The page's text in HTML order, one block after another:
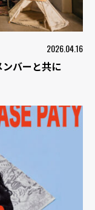
2026.04.16
バーと共に